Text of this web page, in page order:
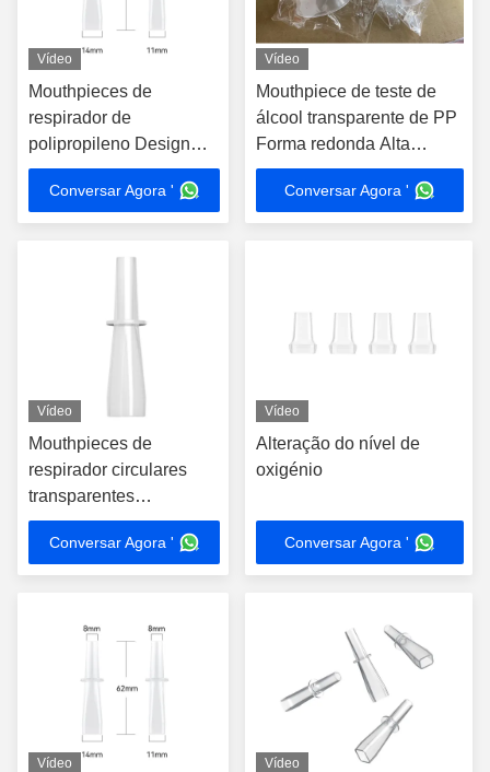
Vídeo
Mouthpieces de
respirador de
polipropileno Design
ergonômico para
aplicações químicas
Conversar Agora '
Vídeo
Mouthpiece de teste de
álcool transparente de PP
Forma redonda Alta
resistência a odores
Conversar Agora '
Vídeo
Mouthpieces de
respirador circulares
transparentes
Resistência térmica
padrão
Conversar Agora '
Vídeo
Alteração do nível de
oxigénio
Conversar Agora '
Vídeo Vídeo